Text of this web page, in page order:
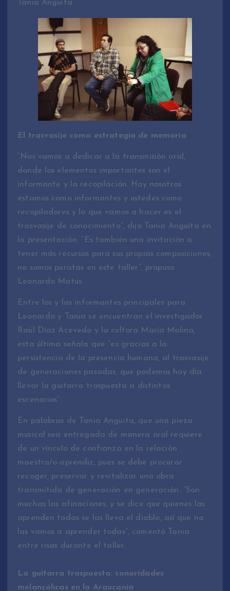
Tania Anguita.
El trasvasije como estrategia de memoria
“Nos vamos a dedicar a la transmisión oral,
donde los elementos importantes son el
informante y la recopilación. Hoy nosotros
estamos como informantes y ustedes como
recopiladores y lo que vamos a hacer es el
trasvasije de conocimiento”, dijo Tania Anguita en
la presentación. “Es también una invitación a
tener más recursos para sus propias composiciones,
no somos puristas en este taller”, propuso
Leonardo Matus.
Entre los y las informantes principales para
Leonardo y Tania se encuentran el investigador
Raúl Díaz Acevedo y la cultora María Molina,
esta última señala que “es gracias a la
persistencia de la presencia humana, al trasvasije
de generaciones pasadas, que podemos hoy día
llevar la guitarra traspuesta a distintos
escenarios”.
En palabras de Tania Anguita, que una pieza
musical sea entregada de manera oral requiere
de un vínculo de confianza en la relación
maestra/o-aprendiz, pues se debe procurar
recoger, preservar y revitalizar una obra
transmitida de generación en generación. “Son
muchas las afinaciones, y se dice que quienes las
aprenden todas se las lleva el diablo, así que no
las vamos a aprender todas”, comentó Tania
entre risas durante el taller.
La guitarra traspuesta: sonoridades
melancólicas en la Araucanía